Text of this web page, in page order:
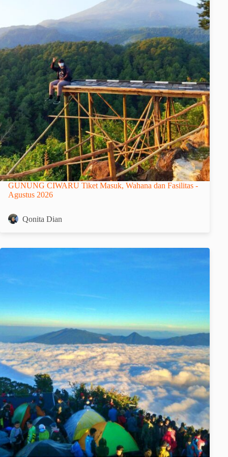
GUNUNG CIWARU Tiket Masuk, Wahana dan Fasilitas -
Agustus 2026
Qonita Dian